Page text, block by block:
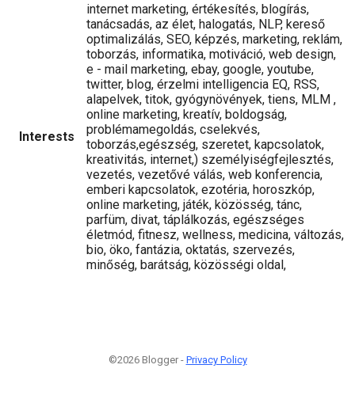
Interests
internet marketing, értékesítés, blogírás,
tanácsadás, az élet, halogatás, NLP, kereső
optimalizálás, SEO, képzés, marketing, reklám,
toborzás, informatika, motiváció, web design,
e - mail marketing, ebay, google, youtube,
twitter, blog, érzelmi intelligencia EQ, RSS,
alapelvek, titok, gyógynövények, tiens, MLM ,
online marketing, kreatív, boldogság,
problémamegoldás, cselekvés,
toborzás,egészség, szeretet, kapcsolatok,
kreativitás, internet,) személyiségfejlesztés,
vezetés, vezetővé válás, web konferencia,
emberi kapcsolatok, ezotéria, horoszkóp,
online marketing, játék, közösség, tánc,
parfüm, divat, táplálkozás, egészséges
életmód, fitnesz, wellness, medicina, változás,
bio, öko, fantázia, oktatás, szervezés,
minőség, barátság, közösségi oldal,
©2026 Blogger - Privacy Policy